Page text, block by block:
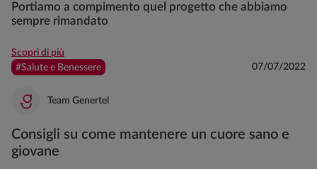
Portiamo a compimento quel progetto che abbiamo
sempre rimandato
Scopri di più
#Salute e Benessere
07/07/2022
Team Genertel
Consigli su come mantenere un cuore sano e
giovane